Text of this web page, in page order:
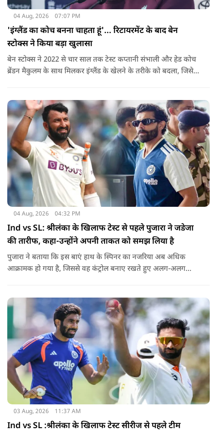
04 Aug, 2026 07:07 PM
'इंग्लैंड का कोच बनना चाहता हूं'... रिटायरमेंट के बाद बेन
स्टोक्स ने किया बड़ा खुलासा
बेन स्टोक्स ने 2022 से चार साल तक टेस्ट कप्तानी संभाली और हेड कोच
ब्रेंडन मैकुलम के साथ मिलकर इंग्लैंड के खेलने के तरीके को बदला, जिसे
04 Aug, 2026 04:32 PM
Ind vs SL: श्रीलंका के खिलाफ टेस्ट से पहले पुजारा ने जडेजा
की तारीफ, कहा-उन्होंने अपनी ताकत को समझ लिया है
पुजारा ने बताया कि इस बाएं हाथ के स्पिनर का नजरिया अब अधिक
आक्रामक हो गया है, जिससे वह कंट्रोल बनाए रखते हुए अलग-अलग
03 Aug, 2026 11:37 AM
Ind vs SL :श्रीलंका के खिलाफ टेस्ट सीरीज से पहले टीम